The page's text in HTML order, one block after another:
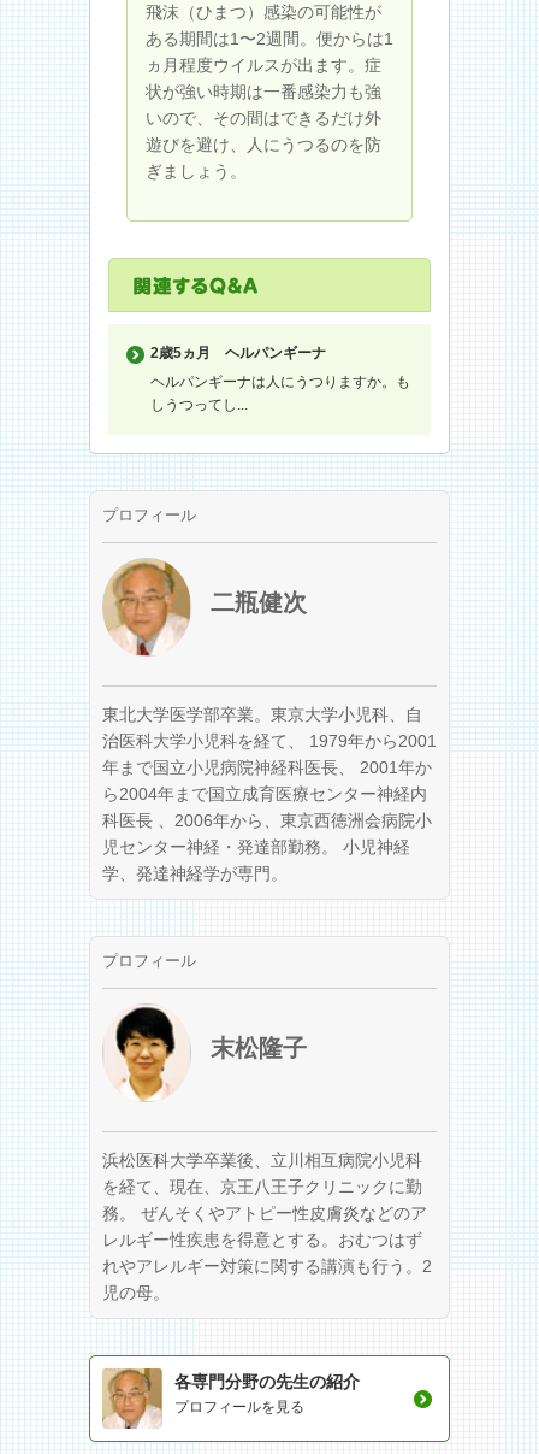
飛沫（ひまつ）感染の可能性が
ある期間は1〜2週間。便からは1
ヵ月程度ウイルスが出ます。症
状が強い時期は一番感染力も強
いので、その間はできるだけ外
遊びを避け、人にうつるのを防
ぎましょう。
2歳5ヵ月
ヘルパンギーナ
ヘルパンギーナは人にうつりますか。も
しうつってし...
プロフィール
二瓶健次
東北大学医学部卒業。東京大学小児科、自
治医科大学小児科を経て、 1979年から2001
年まで国立小児病院神経科医長、 2001年か
ら2004年まで国立成育医療センター神経内
科医長 、2006年から、東京西徳洲会病院小
児センター神経・発達部勤務。 小児神経
学、発達神経学が専門。
プロフィール
末松隆子
浜松医科大学卒業後、立川相互病院小児科
を経て、現在、京王八王子クリニックに勤
務。 ぜんそくやアトピー性皮膚炎などのア
レルギー性疾患を得意とする。おむつはず
れやアレルギー対策に関する講演も行う。2
児の母。
各専門分野の先生の紹介
プロフィールを見る